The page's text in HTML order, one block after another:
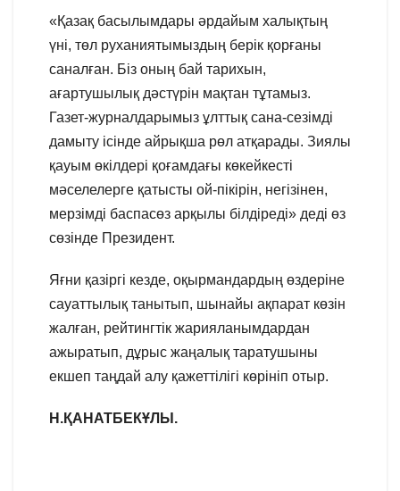
«Қазақ басылымдары әрдайым халықтың
үні, төл руханиятымыздың берік қорғаны
саналған. Біз оның бай тарихын,
ағартушылық дәстүрін мақтан тұтамыз.
Газет-журналдарымыз ұлттық сана-сезімді
дамыту ісінде айрықша рөл атқарады. Зиялы
қауым өкілдері қоғамдағы көкейкесті
мәселелерге қатысты ой-пікірін, негізінен,
мерзімді баспасөз арқылы білдіреді» деді өз
сөзінде Президент.
Яғни қазіргі кезде, оқырмандардың өздеріне
сауаттылық танытып, шынайы ақпарат көзін
жалған, рейтингтік жарияланымдардан
ажыратып, дұрыс жаңалық таратушыны
екшеп таңдай алу қажеттілігі көрініп отыр.
Н.ҚАНАТБЕКҰЛЫ.